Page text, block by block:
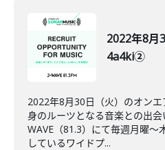
2022年8月
4a4ki②
2022年8月30日（火）のオン
身のルーツとなる音楽との出会
WAVE（81.3）にて毎週月曜～
しているワイドプ...